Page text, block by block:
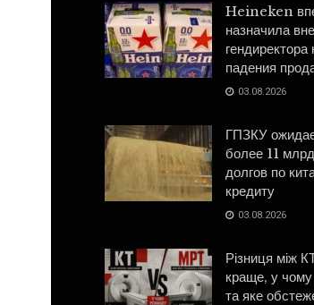
Heineken
назначила
падения
03.08.2026
ГПЗКУ
более 11
долгов по
кредиту
03.08.2026
Різниця між
краще, у чому
та яке